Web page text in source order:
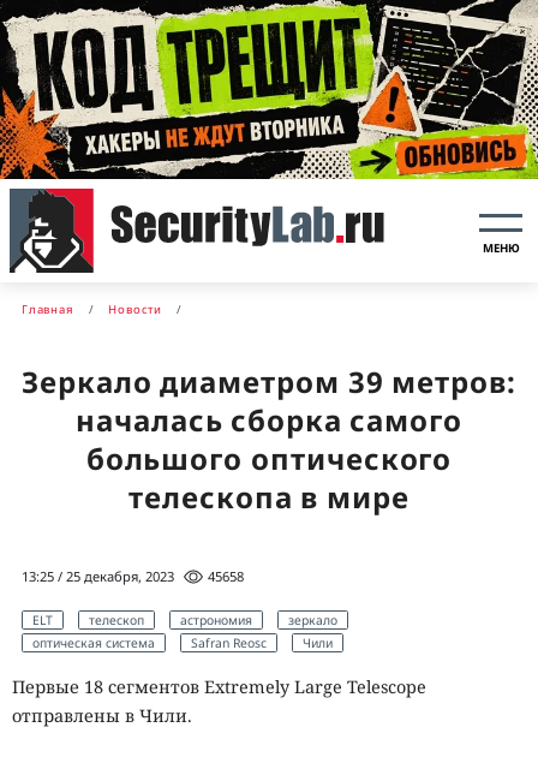
МЕНЮ
Главная Новости
Зеркало диаметром 39 метров:
началась сборка самого
большого оптического
телескопа в мире
13:25 / 25 декабря, 2023 45658
ELT телескоп астрономия
зеркало
оптическая система
Safran Reosc Чили
Первые 18 сегментов Extremely Large Telescope
отправлены в Чили.